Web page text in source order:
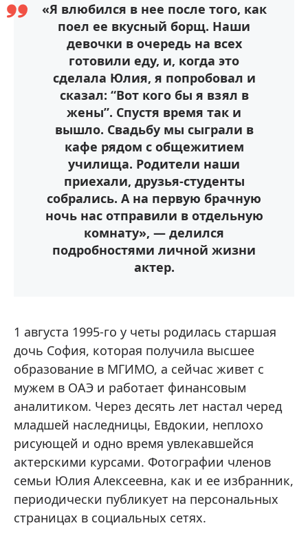
«Я влюбился в нее после того, как
поел ее вкусный борщ. Наши
девочки в очередь на всех
готовили еду, и, когда это
сделала Юлия, я попробовал и
сказал: “Вот кого бы я взял в
жены”. Спустя время так и
вышло. Свадьбу мы сыграли в
кафе рядом с общежитием
училища. Родители наши
приехали, друзья-студенты
собрались. А на первую брачную
ночь нас отправили в отдельную
комнату», — делился
подробностями личной жизни
актер.
1 августа 1995-го у четы родилась старшая
дочь София, которая получила высшее
образование в МГИМО, а сейчас живет с
мужем в ОАЭ и работает финансовым
аналитиком. Через десять лет настал черед
младшей наследницы, Евдокии, неплохо
рисующей и одно время увлекавшейся
актерскими курсами. Фотографии членов
семьи Юлия Алексеевна, как и ее избранник,
периодически публикует на персональных
страницах в социальных сетях.